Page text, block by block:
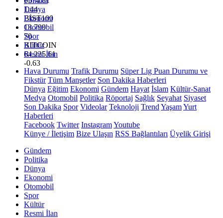
1.44
BİST100
13.799
70
BITCOIN
64.225,61
-0.63
Dünya
Ekonomi
Otomobil
Spor
Kültür
Resmi İlan
Hava Durumu Trafik Durumu Süper Lig Puan Durumu ve
Fikstür Tüm Manşetler Son Dakika Haberleri
Dünya Eğitim Ekonomi Gündem Hayat İslam Kültür-Sanat
Medya Otomobil Politika Röportaj Sağlık Seyahat Siyaset
Son Dakika Spor Videolar Teknoloji Trend YaşamYurt
Haberleri
Facebook Twitter InstagramYoutube
Künye / İletişim Bize Ulaşın RSS Bağlantıları Üyelik Girişi
Gündem
Politika
Dünya
Ekonomi
Otomobil
Spor
Kültür
Resmi İlan